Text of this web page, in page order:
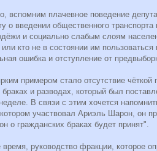
вспомним плачевное поведение
о введении общественного
и социально слабым слоям
кто не в состоянии им
ошибка и отступление от
примером стало отсутствие чёткой
браках и разводах, который был
В связи с этим хочется
участвовал Ариэль Шарон, он
о гражданских браках будет принят".
руководство фракции, которое